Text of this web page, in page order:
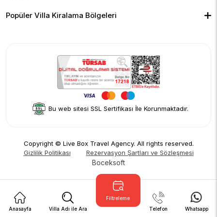
Merkeze Yakın Villalar
Yorumlar
Hakkımızda
Popüler Villa Kiralama Bölgeleri
Bu web sitesi SSL Sertifikası İle Korunmaktadır.
Copyright © Live Box Travel Agency. All rights reserved.
Gizlilik Politikası
Rezervasyon Şartları ve Sözleşmesi
Boceksoft
Anasayfa Villa Adı ile Ara Filtreleme Telefon Whatsapp